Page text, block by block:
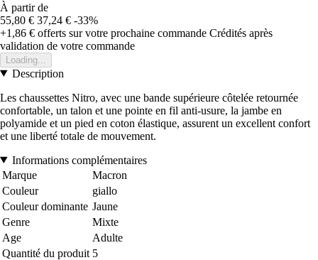
À partir de
55,80 € 37,24 € -33%
+1,86 € offerts sur votre prochaine commande Crédités après
validation de votre commande
Loading...
Description
Les chaussettes Nitro, avec une bande supérieure côtelée retournée
confortable, un talon et une pointe en fil anti-usure, la jambe en
polyamide et un pied en coton élastique, assurent un excellent confort
et une liberté totale de mouvement.
Informations complémentaires
Marque
Macron
Couleur
giallo
Couleur dominante Jaune
Genre
Mixte
Age
Adulte
Quantité du produit 5